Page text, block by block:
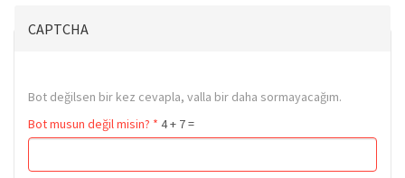
CAPTCHA
Bot değilsen bir kez cevapla, valla bir daha sormayacağım.
Bot musun değil misin? * 4 + 7 =